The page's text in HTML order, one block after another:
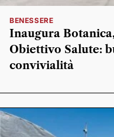
BENESSERE
Inaugura
Obiettivo Salute:
convivialità